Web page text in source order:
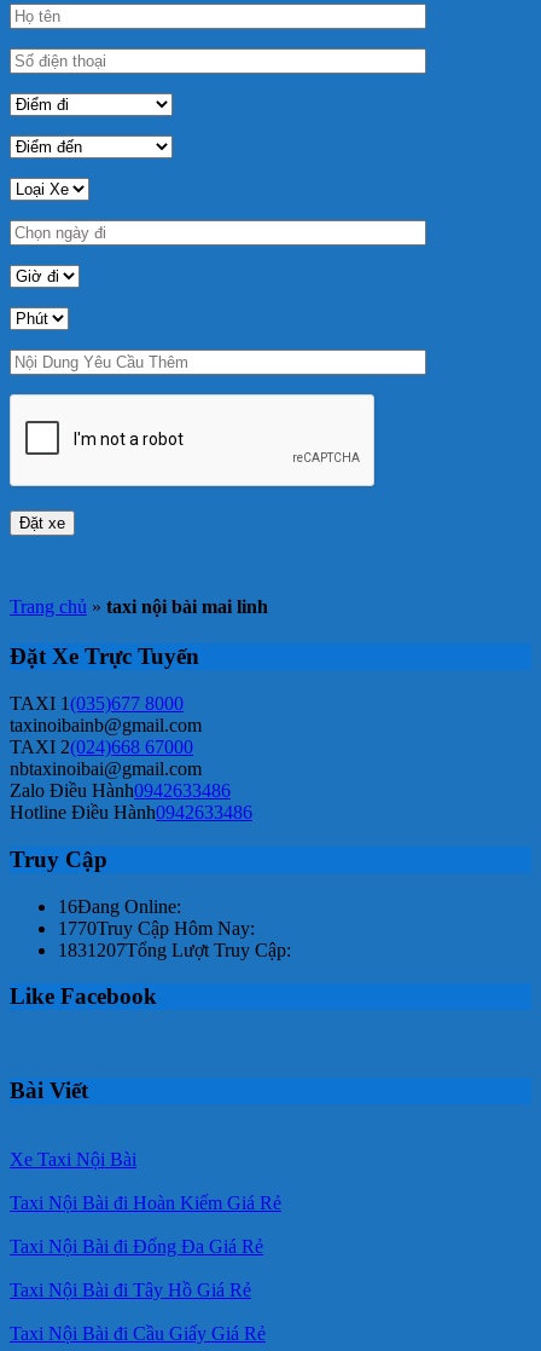
Trang chủ » taxi nội bài mai linh
Đặt Xe Trực Tuyến
TAXI 1(035)677 8000
taxinoibainb@gmail.com
TAXI 2(024)668 67000
nbtaxinoibai@gmail.com
Zalo Điều Hành0942633486
Hotline Điều Hành0942633486
Truy Cập
16Đang Online:
1770Truy Cập Hôm Nay:
1831207Tổng Lượt Truy Cập:
Like Facebook
Bài Viết
Xe Taxi Nội Bài
Taxi Nội Bài đi Hoàn Kiếm Giá Rẻ
Taxi Nội Bài đi Đống Đa Giá Rẻ
Taxi Nội Bài đi Tây Hồ Giá Rẻ
Taxi Nội Bài đi Cầu Giấy Giá Rẻ